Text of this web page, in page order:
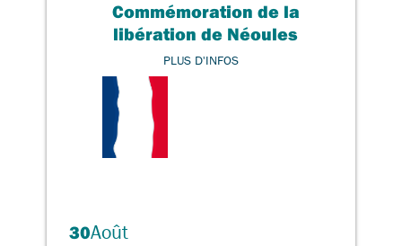
Commémoration de la
libération de Néoules
PLUS D'INFOS
30Août